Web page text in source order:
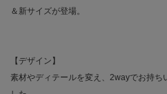
＆新サイズが登場。
【デザイン】
素材やディテールを変え、2wayでお持ち